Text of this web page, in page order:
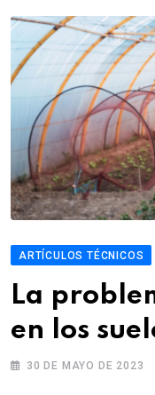
ARTÍCULOS TÉCNICOS
La
en los
30 DE MAYO DE 2023